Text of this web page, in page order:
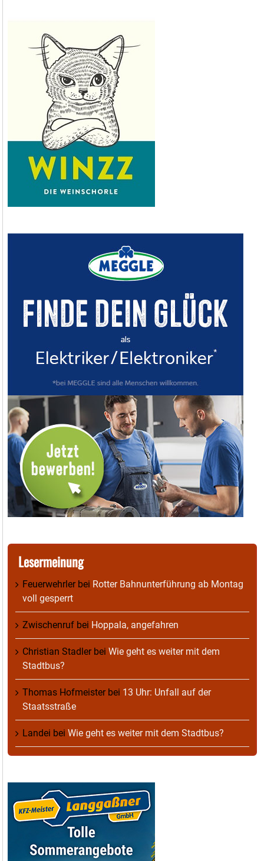
Lesermeinung
Feuerwehrlerbei Rotter Bahnunterführung ab Montag
voll gesperrt
Zwischenruf bei Hoppala, angefahren
Christian Stadlerbei Wie geht es weiter mit dem
Stadtbus?
Thomas Hofmeisterbei 13 Uhr: Unfall auf der
Staatsstraße
Landei bei Wie geht es weiter mit dem Stadtbus?